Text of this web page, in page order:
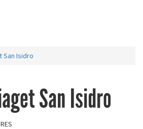
San Isidro
San Isidro